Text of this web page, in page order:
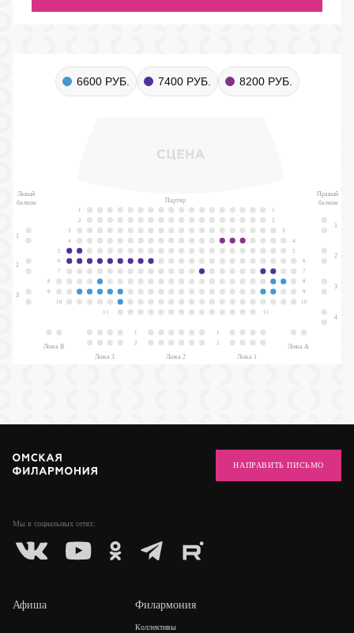
6600 РУБ. 7400 РУБ. 8200 РУБ.
Левый
балкон
Партер
Правый
балкон
1
2
3
1
2
3
4
1
2
3
4
5
6
7
8
9
10
11
1
2
3
4
5
6
7
8
9
10
11
Ложа В
Ложа 3
Ложа 2 Ложа 1
Ложа А
1
2
1
2
Мы в социальных сетях:
НАПРАВИТЬ ПИСЬМО
Афиша Филармония
Коллективы